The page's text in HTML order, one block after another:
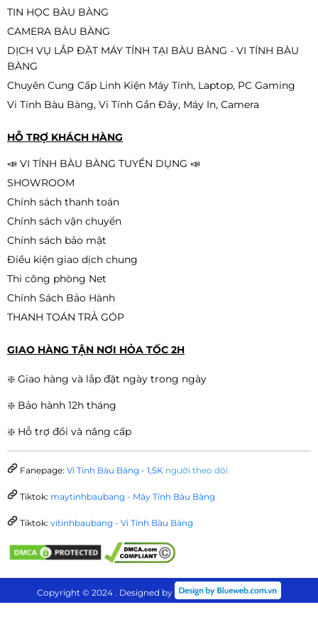
Liên hệ
TIN HỌC BÀU BÀNG
CAMERA BÀU BÀNG
DỊCH VỤ LẮP ĐẶT MÁY TÍNH TẠI BÀU BÀNG - VI TÍNH BÀU
BÀNG
Chuyên Cung Cấp Linh Kiện Máy Tính, Laptop, PC Gaming
Vi Tính Bàu Bàng, Vi Tính Gần Đây, Máy In, Camera
HỖ TRỢ KHÁCH HÀNG
📣 VI TÍNH BÀU BÀNG TUYỂN DỤNG 📣
SHOWROOM
Chính sách thanh toán
Chính sách vận chuyển
Chính sách bảo mật
Điều kiện giao dịch chung
Thi công phòng Net
Chính Sách Bảo Hành
THANH TOÁN TRẢ GÓP
GIAO HÀNG TẬN NƠI HỎA TỐC 2H
❇️ Giao hàng và lắp đặt ngày trong ngày
❇️ Bảo hành 12h tháng
❇️ Hỗ trợ đổi và nâng cấp
Fanepage: Vi Tính Bàu Bàng - 1,5K người theo dõi
Tiktok: maytinhbaubang - Máy Tính Bàu Bàng
Tiktok: vitinhbaubang - Vi Tính Bàu Bàng
Copyright © 2024 . Designed by